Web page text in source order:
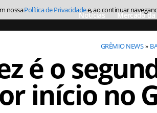
Notícias Mercado
GRÊMIO NEWS
é o
início no
nossaPolítica de Privacidadee, ao continuar